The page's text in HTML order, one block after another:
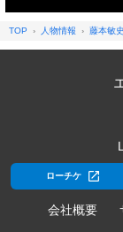
TOP 人物情報 藤本敏史
ローチケ
会社概要